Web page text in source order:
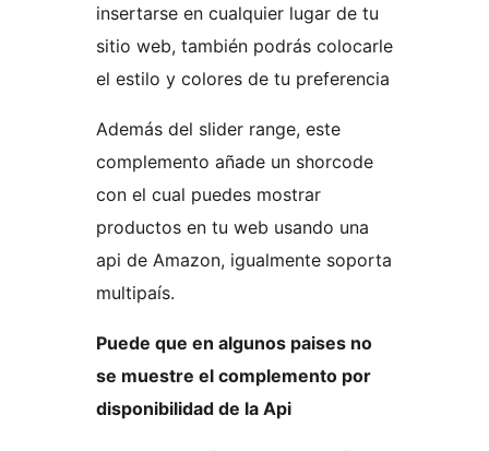
insertarse en cualquier lugar de tu
sitio web, también podrás colocarle
el estilo y colores de tu preferencia
Además del slider range, este
complemento añade un shorcode
con el cual puedes mostrar
productos en tu web usando una
api de Amazon, igualmente soporta
multipaís.
Puede que en algunos paises no
se muestre el complemento por
disponibilidad de la Api